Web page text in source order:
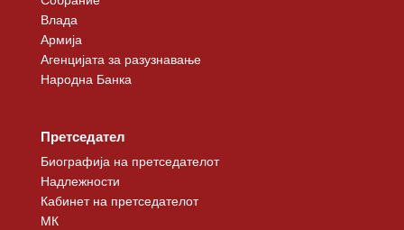
Влада
Армија
Агенцијата за разузнавање
Народна Банка
Претседател
Биографија на претседателот
Надлежности
Кабинет на претседателот
МК